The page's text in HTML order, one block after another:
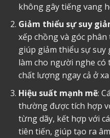
không gây tiếng vang
Giảm thiểu sự suy
xếp chồng và góc
giúp giảm thiểu sự suy
làm cho người nghe
chất lượng ngay cả ở
Hiệu suất mạnh mẽ:
thường được tích hợp
từng dãy, kết hợp với
tiên tiến, giúp tạo ra